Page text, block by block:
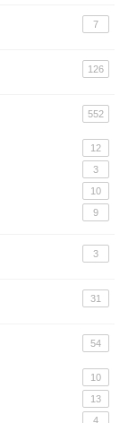
7
126
552
12
3
10
9
3
31
54
10
13
4